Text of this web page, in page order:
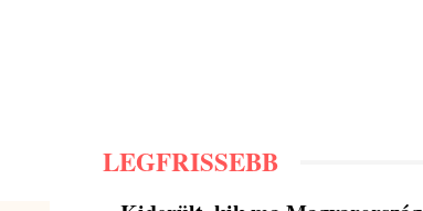
LEGFRISSEBB